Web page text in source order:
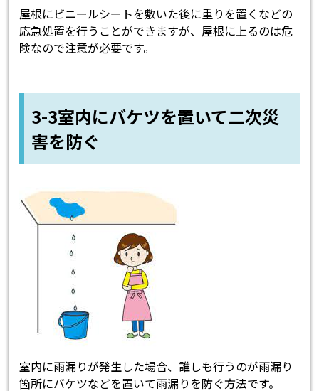
屋根にビニールシートを敷いた後に重りを置くなどの
応急処置を行うことができますが、屋根に上るのは危
険なので注意が必要です。
3-3室内にバケツを置いて二次災
害を防ぐ
室内に雨漏りが発生した場合、誰しも行うのが雨漏り
箇所にバケツなどを置いて雨漏りを防ぐ方法です。